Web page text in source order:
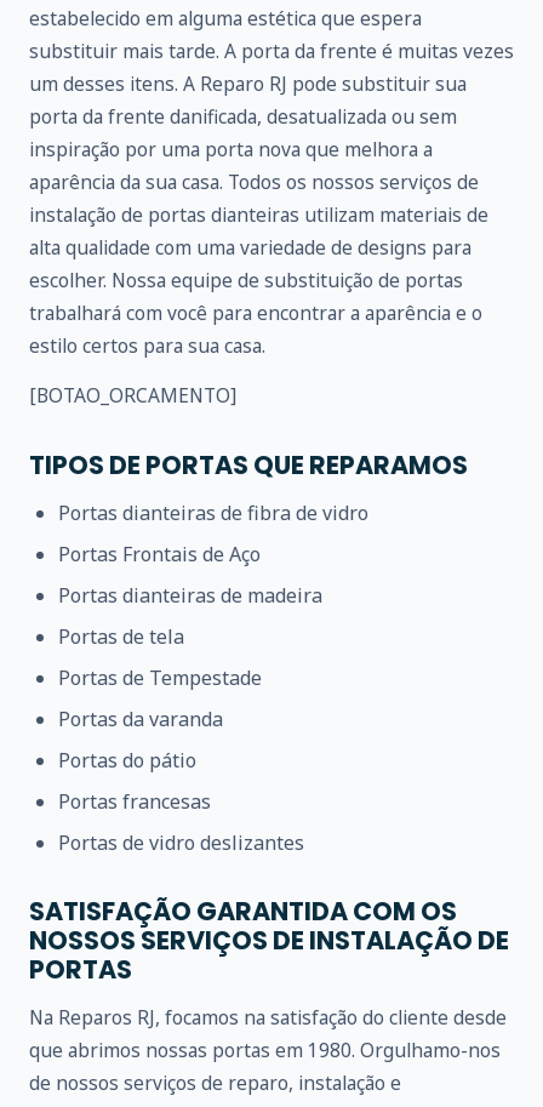
estabelecido em alguma estética que espera
substituir mais tarde. A porta da frente é muitas vezes
um desses itens. A Reparo RJ pode substituir sua
porta da frente danificada, desatualizada ou sem
inspiração por uma porta nova que melhora a
aparência da sua casa. Todos os nossos serviços de
instalação de portas dianteiras utilizam materiais de
alta qualidade com uma variedade de designs para
escolher. Nossa equipe de substituição de portas
trabalhará com você para encontrar a aparência e o
estilo certos para sua casa.
[BOTAO_ORCAMENTO]
TIPOS DE PORTAS QUE REPARAMOS
Portas dianteiras de fibra de vidro
Portas Frontais de Aço
Portas dianteiras de madeira
Portas de tela
Portas de Tempestade
Portas da varanda
Portas do pátio
Portas francesas
Portas de vidro deslizantes
SATISFAÇÃO GARANTIDA COM OS
NOSSOS SERVIÇOS DE INSTALAÇÃO DE
PORTAS
Na Reparos RJ, focamos na satisfação do cliente desde
que abrimos nossas portas em 1980. Orgulhamo-nos
de nossos serviços de reparo, instalação e